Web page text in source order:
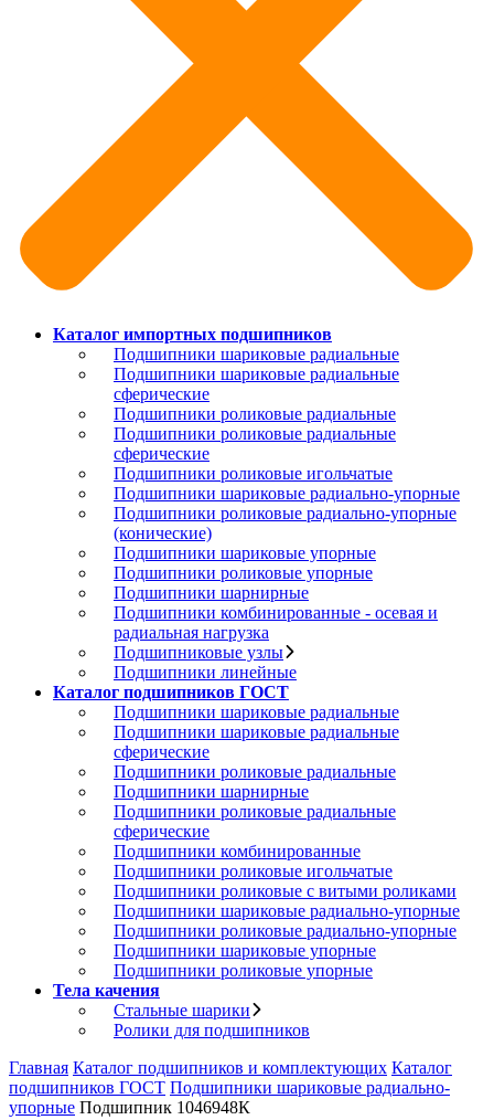
Каталог импортных подшипников
Подшипники шариковые радиальные
Подшипники шариковые радиальные
сферические
Подшипники роликовые радиальные
Подшипники роликовые радиальные
сферические
Подшипники роликовые игольчатые
Подшипники шариковые радиально-упорные
Подшипники роликовые радиально-упорные
(конические)
Подшипники шариковые упорные
Подшипники роликовые упорные
Подшипники шарнирные
Подшипники комбинированные - осевая и
радиальная нагрузка
Подшипниковые узлы
Подшипники линейные
Каталог подшипников ГОСТ
Подшипники шариковые радиальные
Подшипники шариковые радиальные
сферические
Подшипники роликовые радиальные
Подшипники шарнирные
Подшипники роликовые радиальные
сферические
Подшипники комбинированные
Подшипники роликовые игольчатые
Подшипники роликовые с витыми роликами
Подшипники шариковые радиально-упорные
Подшипники роликовые радиально-упорные
Подшипники шариковые упорные
Подшипники роликовые упорные
Тела качения
Стальные шарики
Ролики для подшипников
Главная Каталог подшипников и комплектующих Каталог
подшипников ГОСТ Подшипники шариковые радиально-
упорные Подшипник 1046948К